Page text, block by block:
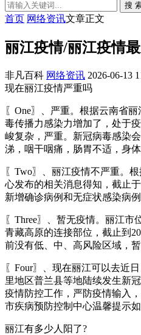
搜
首页 网络资讯文章正文
丽江疫情/丽江疫情
非凡百科 网络资讯 2026-06-13
现在丽江疫情严重吗
〖One〗、严重。根据云南省
毒传播力感染力增加了，处于
峻复杂，严重。新冠病毒感染
涕，咽干咽痛，肠胃不适，身
〖Two〗、丽江疫情不严重。
心发布的相关消息得知，截止
新增确诊病例和无症状感染病
〖Three〗、暂无疫情。丽江
青藏高原的连接部位，截止到
前没有低、中、高风险区域，
〖Four〗、现在丽江可以去近
里地区普兰县等地陆续发生新
疫情防控工作，严防疫情输入
市疾病预防控制中心温馨提示如
丽江有多少人阳了?